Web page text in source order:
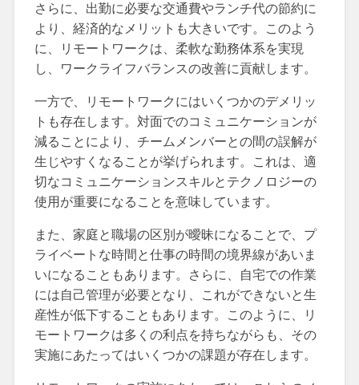
さらに、出勤に必要な交通費やランチ代の節約に
より、経済的なメリットも大きいです。このよう
に、リモートワークは、柔軟な勤務体系を実現
し、ワークライフバランスの改善に貢献します。
一方で、リモートワークにはいくつかのデメリッ
トも存在します。対面でのコミュニケーションが
減ることにより、チームメンバーとの間の誤解が
生じやすくなることが挙げられます。これは、適
切なコミュニケーションスキルとテクノロジーの
使用が重要になることを意味しています。
また、家庭と職場の区別が曖昧になることで、プ
ライベートな時間と仕事の時間の境界線があいま
いになることもあります。さらに、自宅での作業
には自己管理が必要となり、これができないと生
産性が低下することもあります。このように、リ
モートワークは多くの利点を持ちながらも、その
実施にあたってはいくつかの課題が存在します。